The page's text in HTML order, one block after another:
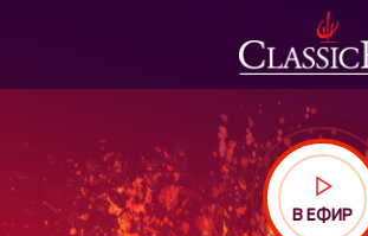
В ЕФИР